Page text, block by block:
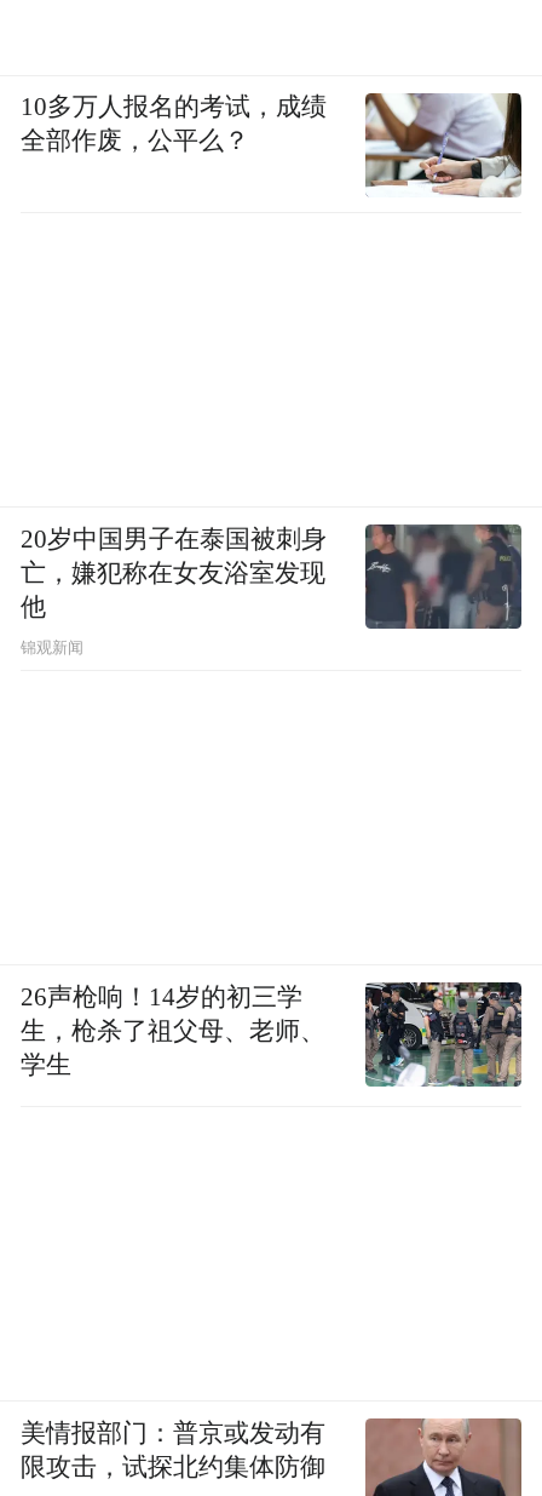
10多万人报名的考试，成绩
全部作废，公平么？
20岁中国男子在泰国被刺身
亡，嫌犯称在女友浴室发现
他
锦观新闻
26声枪响！14岁的初三学
生，枪杀了祖父母、老师、
学生
美情报部门：普京或发动有
限攻击，试探北约集体防御